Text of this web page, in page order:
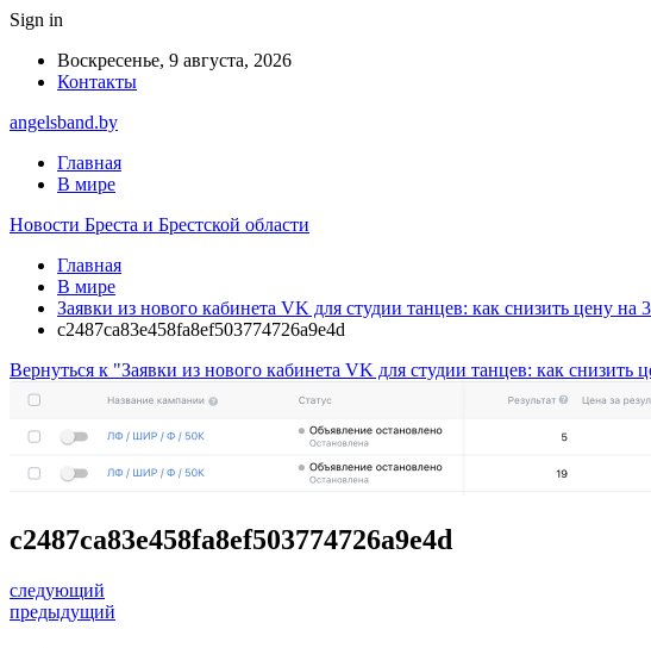
Sign in
Воскресенье, 9 августа, 2026
Контакты
angelsband.by
Главная
В мире
Новости Бреста и Брестской области
Главная
В мире
Заявки из нового кабинета VK для студии танцев: как снизить цену
c2487ca83e458fa8ef503774726a9e4d
Вернуться к "Заявки из нового кабинета VK для студии танцев: как
c2487ca83e458fa8ef503774726a9e4d
следующий
предыдущий